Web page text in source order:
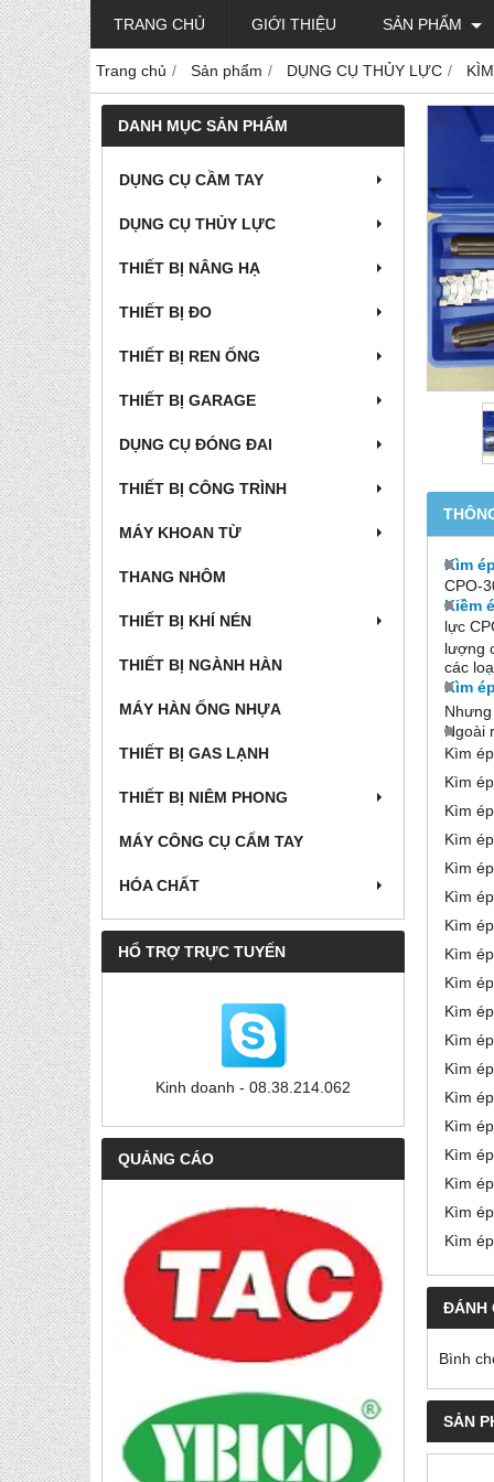
TRANG CHỦ GIỚI THIỆU SẢN PHẨM
Trang chủ Sản phẩm DỤNG CỤ THỦY LỰC
DANH MỤC SẢN PHẨM
DỤNG CỤ CẦM TAY
DỤNG CỤ THỦY LỰC
THIẾT BỊ NÂNG HẠ
THIẾT BỊ ĐO
THIẾT BỊ REN ỐNG
THIẾT BỊ GARAGE
DỤNG CỤ ĐÓNG ĐAI
THIẾT BỊ CÔNG TRÌNH
MÁY KHOAN TỪ
THANG NHÔM
THIẾT BỊ KHÍ NÉN
THIẾT BỊ NGÀNH HÀN
MÁY HÀN ỐNG NHỰA
THIẾT BỊ GAS LẠNH
THIẾT BỊ NIÊM PHONG
MÁY CÔNG CỤ CẤM TAY
HÓA CHẤT
HỔ TRỢ TRỰC TUYẾN
Kinh doanh - 08.38.214.062
QUẢNG CÁO
Kìm
CPO-
Kiềm
lực
lượng
các
Kìm
Ngoài
Kìm
Kìm
Kìm
Kìm
Kìm
Kìm
Kìm
Kìm
Kìm
Kìm
Kìm
Kìm
Kìm
Kìm
Kìm
Kìm
Kìm
Kìm
ĐÁNH
Bình
SẢN